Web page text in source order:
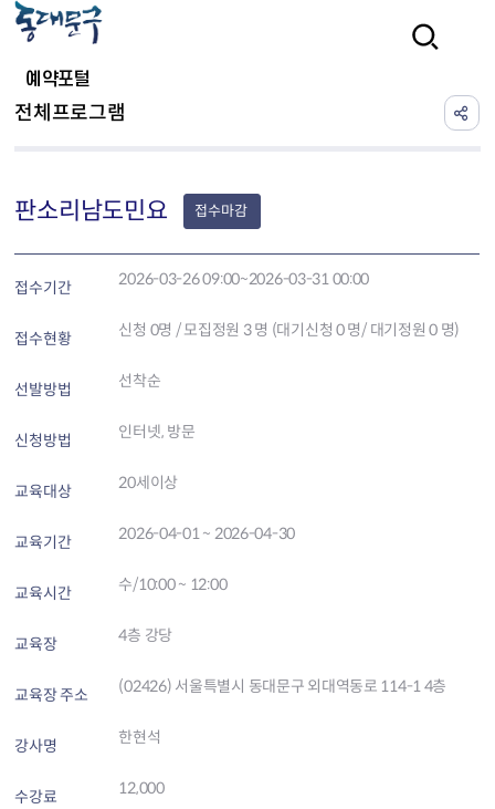
예약포털
전체프로그램
판소리남도민요 접수마감
접수기간 2026-03-26 09:00~2026-03-31 00:00
접수현황 신청 0명 / 모집정원 3 명 (대기신청 0 명/ 대기정원 0 명)
선발방법 선착순
신청방법 인터넷, 방문
교육대상 20세이상
교육기간 2026-04-01 ~ 2026-04-30
교육시간 수/10:00 ~ 12:00
교육장 4층 강당
교육장 주소 (02426) 서울특별시 동대문구 외대역동로 114-1 4층
강사명 한현석
수강료 12,000